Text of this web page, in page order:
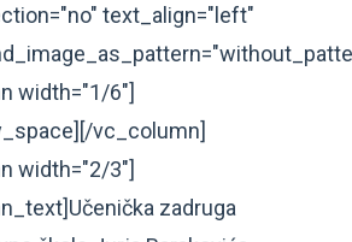
text_align="left"
width="1/6"]
vc_column]
width="2/3"]
zadruga